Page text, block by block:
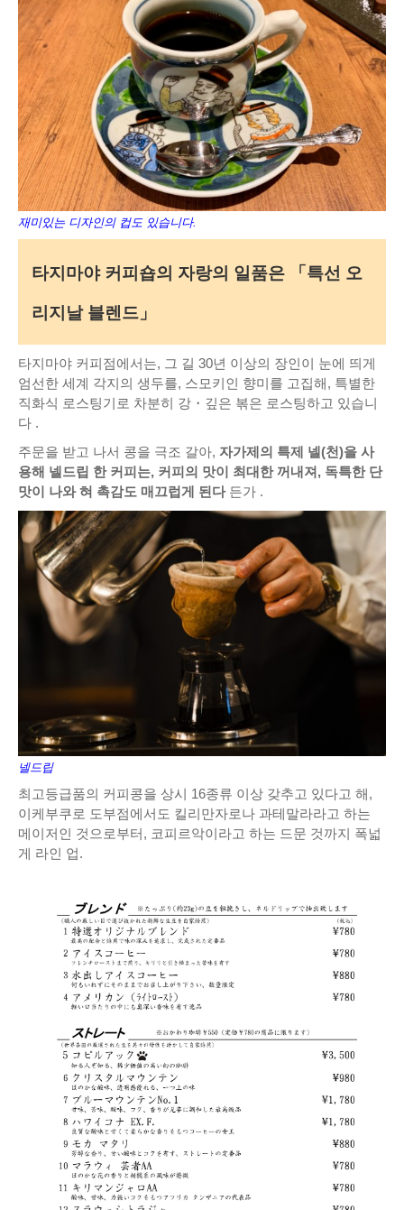
재미있는 디자인의 컵도 있습니다.
타지마야 커피숍의 자랑의 일품은 「특선 오
리지날 블렌드」
타지마야 커피점에서는, 그 길 30년 이상의 장인이 눈에 띄게
엄선한 세계 각지의 생두를, 스모키인 향미를 고집해, 특별한
직화식 로스팅기로 차분히 강・깊은 볶은 로스팅하고 있습니
다 .
주문을 받고 나서 콩을 극조 갈아, 자가제의 특제 넬(천)을 사
용해 넬드립 한 커피는, 커피의 맛이 최대한 꺼내져, 독특한 단
맛이 나와 혀 촉감도 매끄럽게 된다든가 .
넬드립
최고등급품의 커피콩을 상시 16종류 이상 갖추고 있다고 해,
이케부쿠로 도부점에서도 킬리만자로나 과테말라라고 하는
메이저인 것으로부터, 코피르악이라고 하는 드문 것까지 폭넓
게 라인 업.